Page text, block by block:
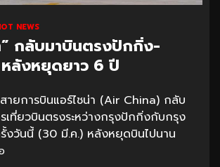
NEWS
” กลับมาบินตรงปักกิ่ง-
ลังหยุดยาว 6 ปี
สายการบินแอร์ไชน่า (Air China) กลับ
รเที่ยวบินตรงระหว่างกรุงปักกิ่งกับกรุง
งวันนี้ (30 มี.ค.) หลังหยุดบินไปนาน